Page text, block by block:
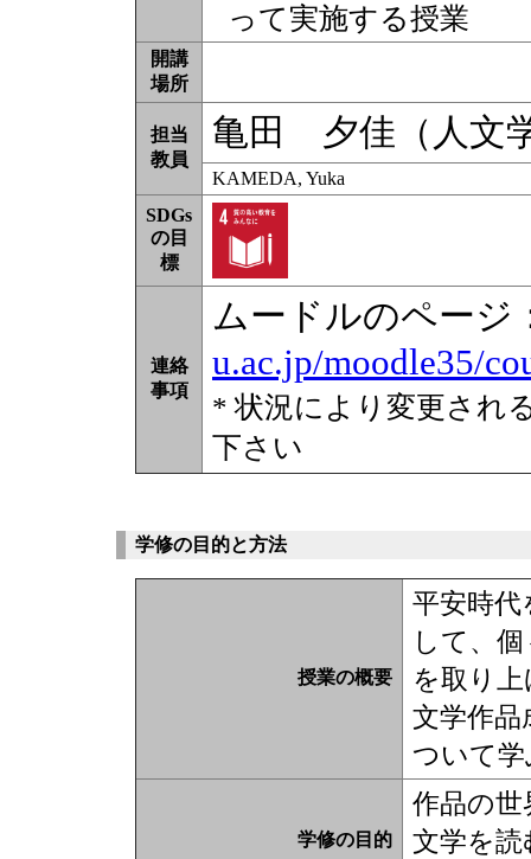
って実施する授業
開講
場所
担当
教員
亀田 夕佳（人文
KAMEDA, Yuka
SDGs
の目
標
連絡
事項
ムードルのページ
u.ac.jp/moodle35/
* 状況により変更され
下さい
学修の目的と方法
授業の概要
平安時代
して、
を取り
文学作品
ついて
学修の目的
作品の世
文学を